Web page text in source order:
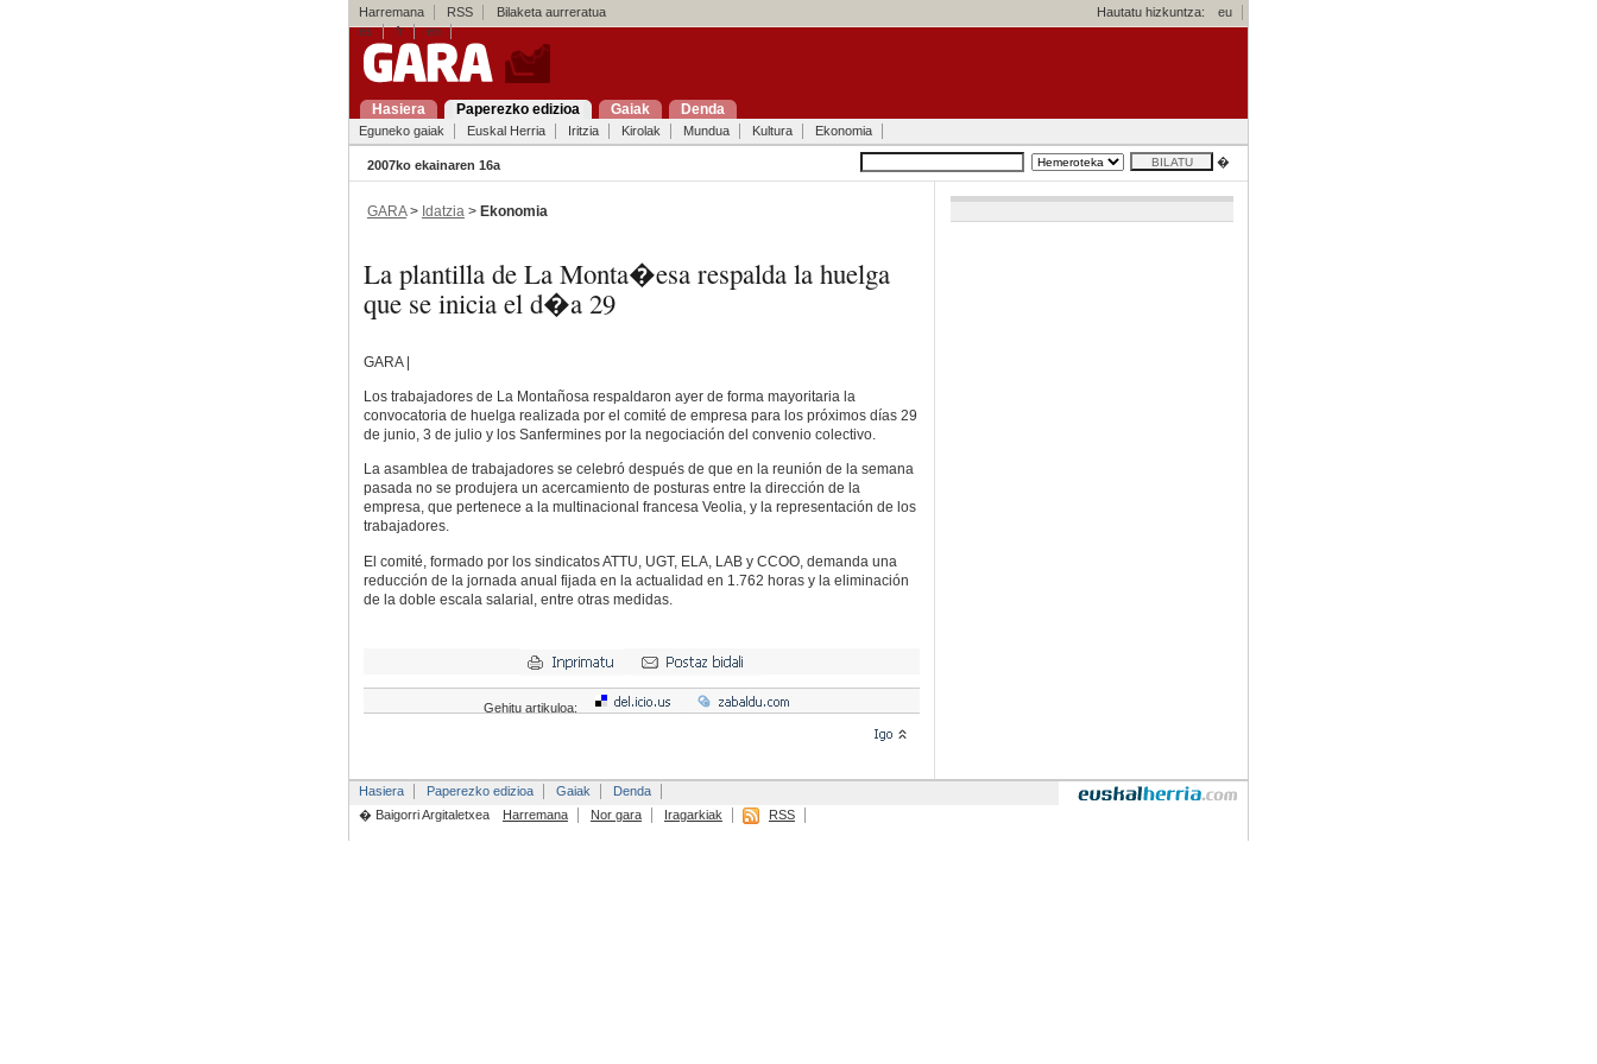
Harremana RSS Bilaketa aurreratua Hautatu hizkuntza:
eu
es
fr en
Hasiera Paperezko edizioa Gaiak Denda
Eguneko gaiak Euskal Herria Iritzia Kirolak Mundua Kultura Ekonomia
2007ko ekainaren 16a �
GARA> Idatzia > Ekonomia
La plantilla de La Monta�esa respalda la huelga
que se inicia el d�a 29
GARA |
Los trabajadores de La Montañosa respaldaron ayer de forma mayoritaria la
convocatoria de huelga realizada por el comité de empresa para los próximos días 29
de junio, 3 de julio y los Sanfermines por la negociación del convenio colectivo.
La asamblea de trabajadores se celebró después de que en la reunión de la semana
pasada no se produjera un acercamiento de posturas entre la dirección de la
empresa, que pertenece a la multinacional francesa Veolia, y la representación de los
trabajadores.
El comité, formado por los sindicatos ATTU, UGT, ELA, LAB y CCOO, demanda una
reducción de la jornada anual fijada en la actualidad en 1.762 horas y la eliminación
de la doble escala salarial, entre otras medidas.
Gehitu artikuloa:
Hasiera Paperezko edizioa Gaiak
Denda
� Baigorri Argitaletxea
Harremana Nor gara Iragarkiak RSS